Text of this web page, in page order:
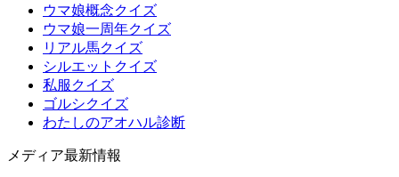
ウマ娘概念クイズ
ウマ娘一周年クイズ
リアル馬クイズ
シルエットクイズ
私服クイズ
ゴルシクイズ
わたしのアオハル診断
メディア最新情報